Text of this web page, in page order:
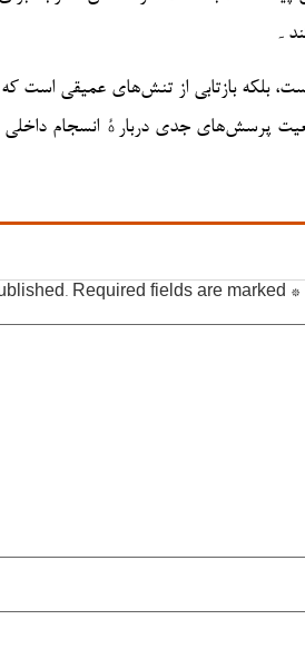
بلکه بازتابی از تنش‌های عمیقی است
پرسش‌های جدی دربارهٔ انسجام داخلی
Required fields are marked *